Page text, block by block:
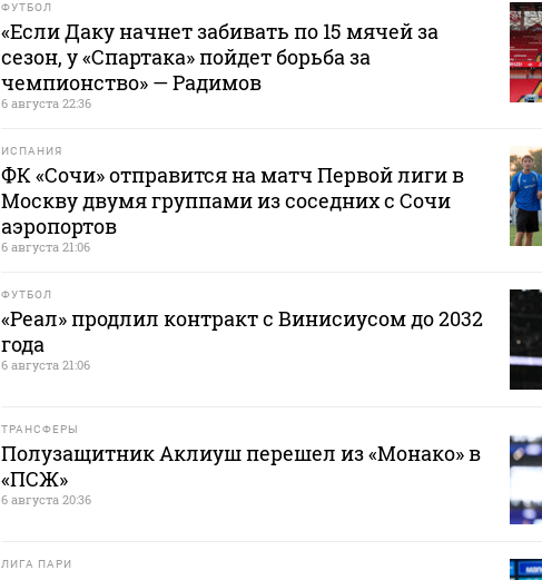
ФУТБОЛ
«Если Даку начнет забивать по 15 мячей за
сезон, у «Спартака» пойдет борьба за
чемпионство» — Радимов
6 августа 22:36
ИСПАНИЯ
ФК «Сочи» отправится на матч Первой лиги в
Москву двумя группами из соседних с Сочи
аэропортов
6 августа 21:06
ФУТБОЛ
«Реал» продлил контракт с Винисиусом до 2032
года
6 августа 21:06
ТРАНСФЕРЫ
Полузащитник Аклиуш перешел из «Монако» в
«ПСЖ»
6 августа 20:36
ЛИГА ПАРИ